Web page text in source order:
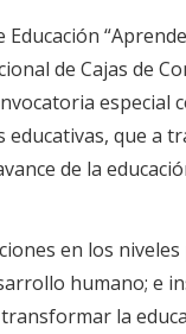
de Cajas de
que a
de la
en los
humano; e
la